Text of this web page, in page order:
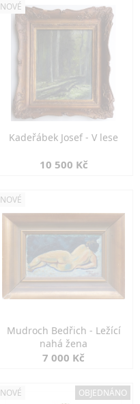
NOVÉ
Kadeřábek Josef - V lese
10 500 Kč
NOVÉ
Mudroch Bedřich - Ležící
nahá žena
7 000 Kč
NOVÉ OBJEDNÁNO